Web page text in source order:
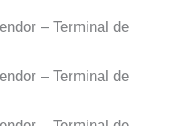
– Terminal de
– Terminal de